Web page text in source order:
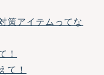
策アイテムってな
！
て！